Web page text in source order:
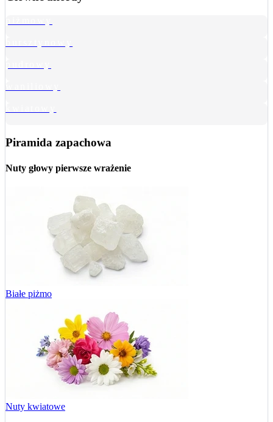
Piramida zapachowa
Nuty głowy pierwsze wrażenie
Białe piżmo
Nuty kwiatowe